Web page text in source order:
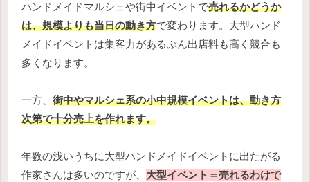
ハンドメイドマルシェや街中イベントで売れるかどうか
は、規模よりも当日の動き方で変わります。大型ハンド
メイドイベントは集客力があるぶん出店料も高く競合も
多くなります。
一方、 街中やマルシェ系の小中規模イベントは、動き方
次第で十分売上を作れます。
年数の浅いうちに大型ハンドメイドイベントに出たがる
作家さんは多いのですが、 大型イベント＝売れるわけで